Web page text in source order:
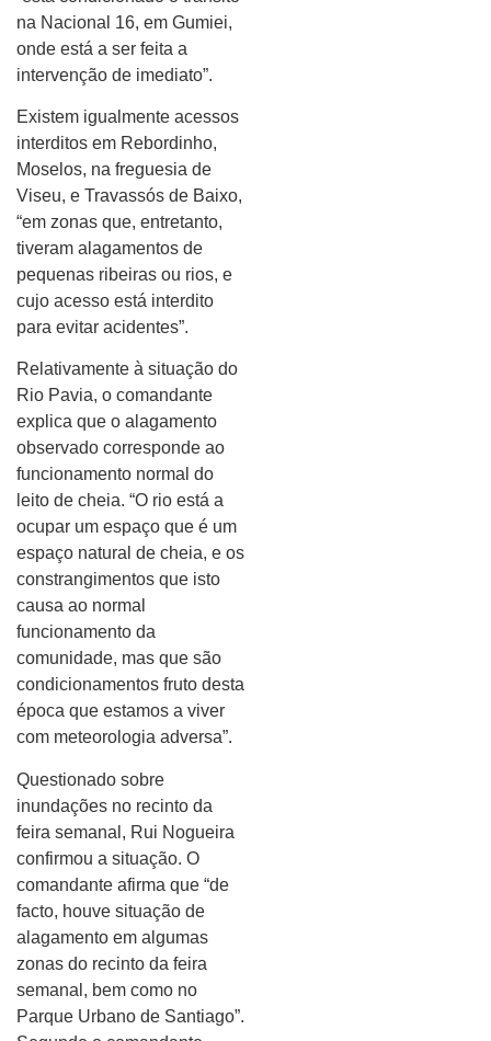
na Nacional 16, em Gumiei,
onde está a ser feita a
intervenção de imediato”.
Existem igualmente acessos
interditos em Rebordinho,
Moselos, na freguesia de
Viseu, e Travassós de Baixo,
“em zonas que, entretanto,
tiveram alagamentos de
pequenas ribeiras ou rios, e
cujo acesso está interdito
para evitar acidentes”.
Relativamente à situação do
Rio Pavia, o comandante
explica que o alagamento
observado corresponde ao
funcionamento normal do
leito de cheia. “O rio está a
ocupar um espaço que é um
espaço natural de cheia, e os
constrangimentos que isto
causa ao normal
funcionamento da
comunidade, mas que são
condicionamentos fruto desta
época que estamos a viver
com meteorologia adversa”.
Questionado sobre
inundações no recinto da
feira semanal, Rui Nogueira
confirmou a situação. O
comandante afirma que “de
facto, houve situação de
alagamento em algumas
zonas do recinto da feira
semanal, bem como no
Parque Urbano de Santiago”.